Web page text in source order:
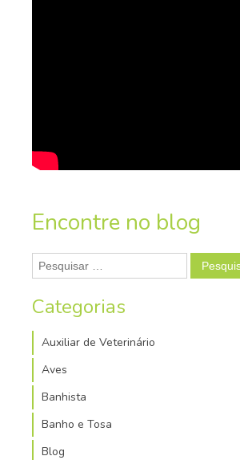
Encontre no blog
Pesquisar
por:
Categorias
Auxiliar de Veterinário
Aves
Banhista
Banho e Tosa
Blog